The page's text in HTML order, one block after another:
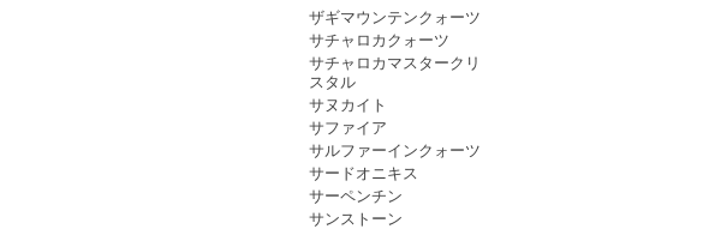
ザギマウンテンクォーツ
サチャロカクォーツ
サチャロカマスタークリ
スタル
サヌカイト
サファイア
サルファーインクォーツ
サードオニキス
サーペンチン
サンストーン